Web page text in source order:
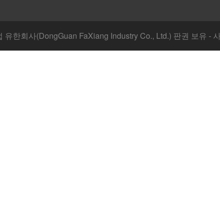
유한회사(DongGuan FaXiang Industry Co., Ltd.) 판권 보유 -